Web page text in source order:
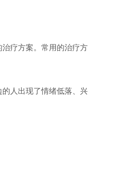
疗方案。常用的治疗方
人出现了情绪低落、兴